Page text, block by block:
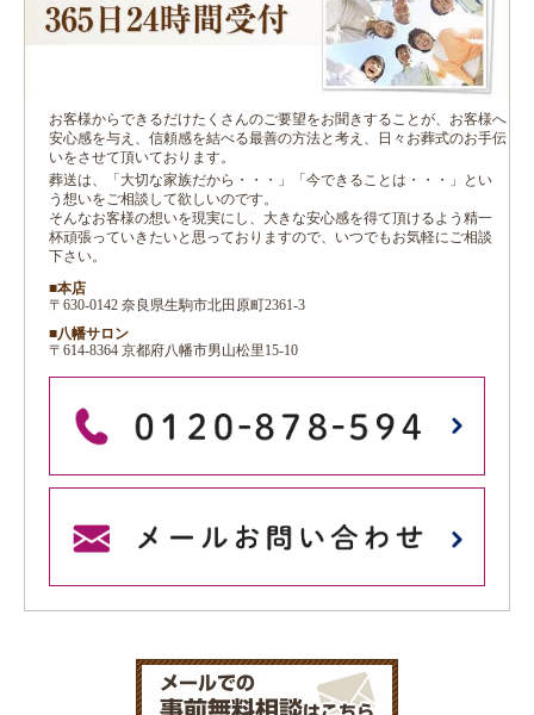
お客様からできるだけたくさんのご要望をお聞きすることが、お客様へ
安心感を与え、信頼感を結べる最善の方法と考え、日々お葬式のお手伝
いをさせて頂いております。
葬送は、「大切な家族だから・・・」「今できることは・・・」とい
う想いをご相談して欲しいのです。
そんなお客様の想いを現実にし、大きな安心感を得て頂けるよう精一
杯頑張っていきたいと思っておりますので、いつでもお気軽にご相談
下さい。
■本店
〒630-0142 奈良県生駒市北田原町2361-3
■八幡サロン
〒614-8364 京都府八幡市男山松里15-10